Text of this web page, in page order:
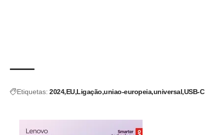
Etiquetas: 2024 EU Ligação uniao-europeia universal USB-C